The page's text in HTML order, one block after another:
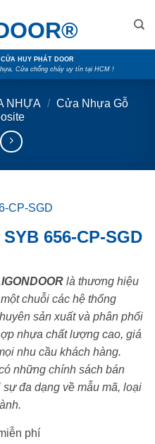
HUY PHÁT DOOR
Cửa chống cháy uy tín tại HCM !
NHỰA / Cửa Nhựa Gỗ
656-CP-SGD
là thương hiệu
chuỗi các hệ thống
sản xuất và phân phối
nhựa chất lượng cao, giá
nhu cầu khách hàng.
những chính sách bán
sự đa dạng về mẫu mã, loại
phí